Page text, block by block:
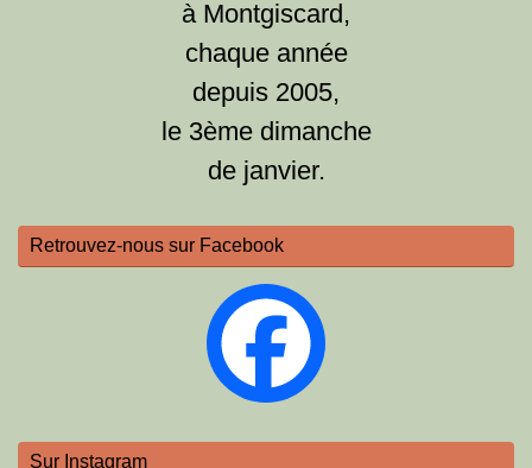
à Montgiscard,
chaque année
depuis 2005,
le 3ème dimanche
de janvier.
Retrouvez-nous sur Facebook
Sur Instagram